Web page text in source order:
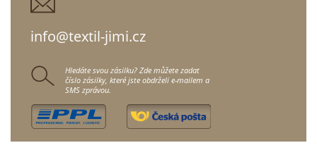
info@textil-jimi.cz
Hledáte svou zásilku? Zde můžete zadat
číslo zásilky, které jste obdrželi e-mailem a
SMS zprávou.